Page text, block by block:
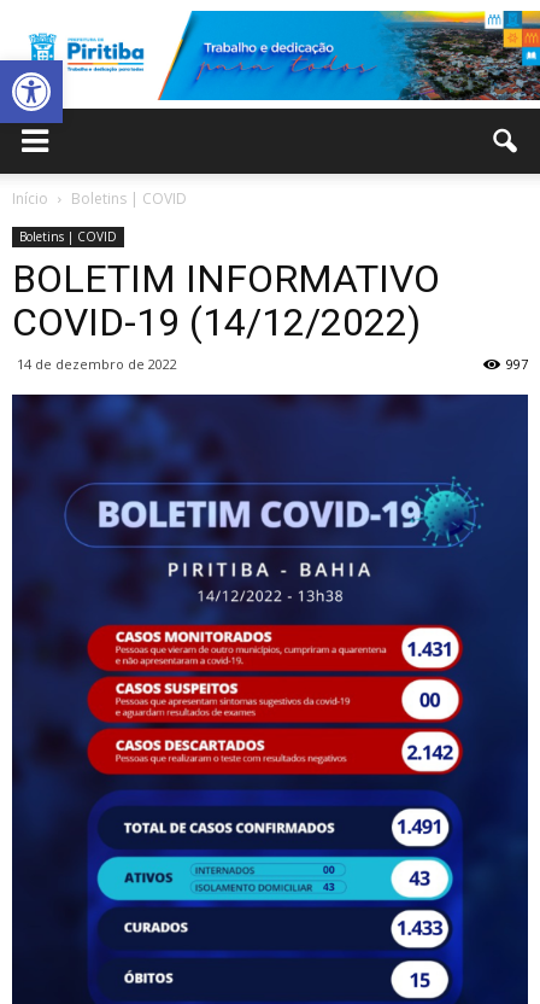
Abrir a barra de ferramentas
Municipal
Piritiba
Início Boletins | COVID
Boletins | COVID
BOLETIM INFORMATIVO
COVID-19 (14/12/2022)
14 de dezembro de 2022 997